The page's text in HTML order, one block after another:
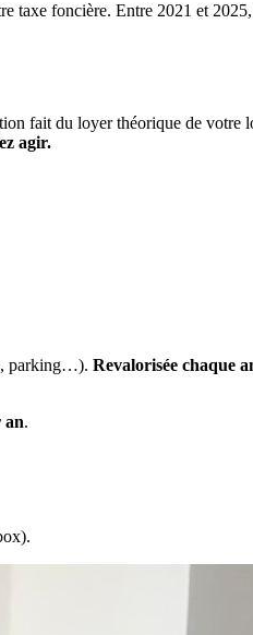
taxe foncière. Entre 2021 et
fait du loyer théorique de votre
agir.
parking…). Revalorisée chaque
an.